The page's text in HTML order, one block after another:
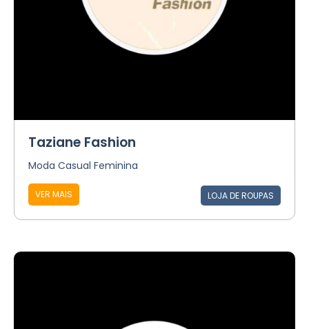
Taziane Fashion
Moda Casual Feminina
VER MAIS LOJA DE ROUPAS